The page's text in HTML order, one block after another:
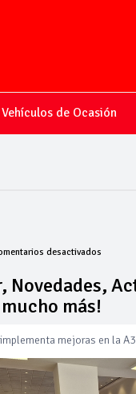
Vehículos de Ocasión
desactivadosen
sobre
el
motor,
Venta,
Novedades,
más!
mejoras en la
su flota de vehículos